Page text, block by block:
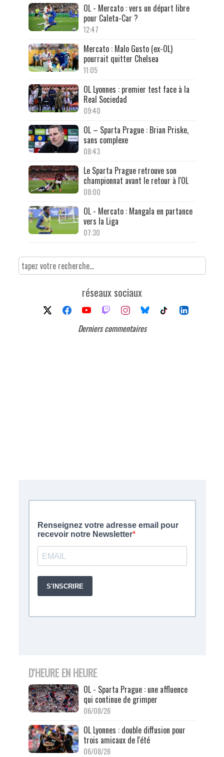
OL - Mercato : vers un départ libre
pour Caleta-Car ?
12:47
Mercato : Malo Gusto (ex-OL)
pourrait quitter Chelsea
11:05
OL Lyonnes : premier test face à la
Real Sociedad
09:40
OL – Sparta Prague : Brian Priske,
sans complexe
08:43
Le Sparta Prague retrouve son
championnat avant le retour à l'OL
08:00
OL - Mercato : Mangala en partance
vers la Liga
07:30
réseaux sociaux
Derniers commentaires
D'HEURE EN HEURE
OL - Sparta Prague : une affluence
qui continue de grimper
06/08/26
OL Lyonnes : double diffusion pour
trois amicaux de l'été
06/08/26